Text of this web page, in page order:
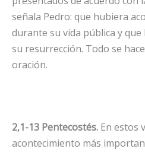
señala Pedro: que hubiera
durante su vida pública y
su resurrección. Todo se
oración.
2,1-13 Pentecostés. En estos
acontecimiento más